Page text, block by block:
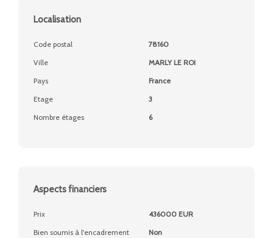
Localisation
Code postal
78160
Ville
MARLY LE ROI
Pays
France
Etage
3
Nombre étages
6
Aspects financiers
Prix
436000 EUR
Bien soumis à l'encadrement
Non